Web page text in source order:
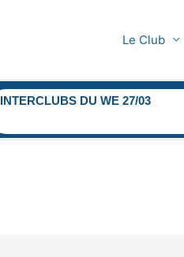
Le Club
INTERCLUBS DU WE 27/03